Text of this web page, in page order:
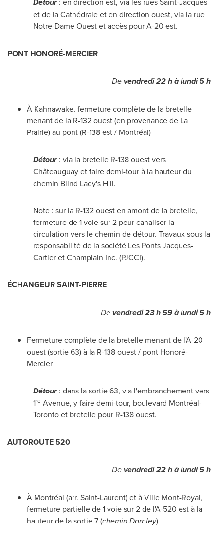
et de la Cathédrale et en direction ouest, via la rue
Notre-Dame Ouest et accès pour A-20 est.
PONT HONORÉ-MERCIER
Devendredi 22 h à lundi 5 h
À Kahnawake, fermeture complète de la bretelle
menant de la R-132 ouest (en provenance de La
Prairie) au pont (R-138 est / Montréal)
Détour: via la bretelle R-138 ouest vers
Châteauguay et faire demi-tour à la hauteur du
chemin Blind Lady's Hill.
Note : sur la R-132 ouest en amont de la bretelle,
fermeture de 1 voie sur 2 pour canaliser la
circulation vers le chemin de détour. Travaux sous la
responsabilité de la société Les Ponts Jacques-
Cartier et Champlain Inc. (PJCCI).
ÉCHANGEURSAINT-PIERRE
Devendredi 23 h 59 à lundi 5 h
Fermeture complète de la bretelle menant de l'A-20
ouest (sortie 63) à la R-138 ouest / pont Honoré-
Mercier
Détour: dans la sortie 63, via l'embranchement vers
1re Avenue, y faire demi-tour, boulevard Montréal-
Torontoet bretelle pour R-138 ouest.
AUTOROUTE 520
Devendredi 22 h à lundi 5 h
À Montréal (arr. Saint-Laurent) et àVille Mont-Royal,
fermeture partielle de 1 voie sur 2 de l'A-520 est à la
hauteur de la sortie 7 (chemin Darnley)